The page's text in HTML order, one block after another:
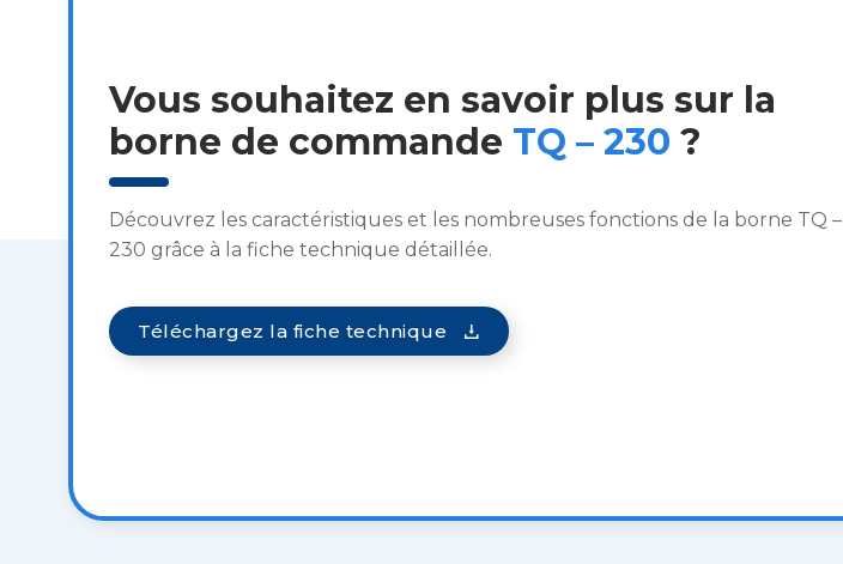
Vous souhaitez en savoir plus sur la
borne de commande TQ – 230 ?
Découvrez les caractéristiques et les nombreuses fonctions de la borne TQ –
230 grâce à la fiche technique détaillée.
Téléchargez la fiche technique